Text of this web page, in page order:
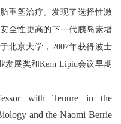
+
重塑治疗。发现了选择性激
全性更高的下一代胰岛素增
北京大学， 2007年获得波士
发展奖和Kern Lipid会议早期
with Tenure in the
and the Naomi Berrie